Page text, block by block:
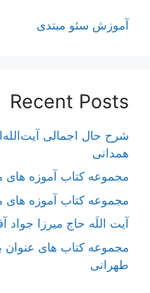
آموزش سئو مبتدی
Recent Posts
شرح حال اجمالی
همدانی
مجموعه کتاب آموزه
مجموعه کتاب آموزه
آیت اللَه حاج میرزا جواد
مجموعه کتاب های
طهرانی